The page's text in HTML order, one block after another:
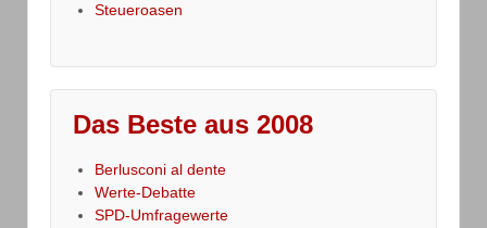
Steueroasen
Das Beste aus 2008
Berlusconi al dente
Werte-Debatte
SPD-Umfragewerte